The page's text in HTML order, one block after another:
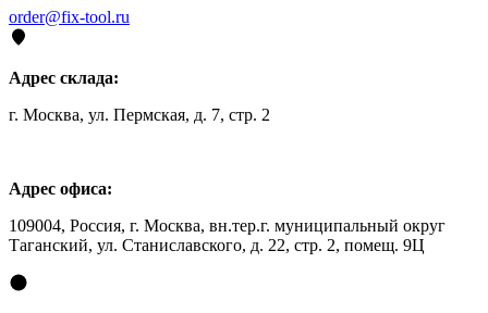
order@fix-tool.ru
Адрес склада:
г. Москва, ул. Пермская, д. 7, стр. 2
Адрес офиса:
109004, Россия, г. Москва, вн.тер.г. муниципальный округ
Таганский, ул. Станиславского, д. 22, стр. 2, помещ. 9Ц